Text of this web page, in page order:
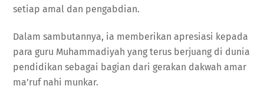
setiap amal dan pengabdian.
Dalam sambutannya, ia memberikan apresiasi kepada
para guru Muhammadiyah yang terus berjuang di dunia
pendidikan sebagai bagian dari gerakan dakwah amar
ma’ruf nahi munkar.